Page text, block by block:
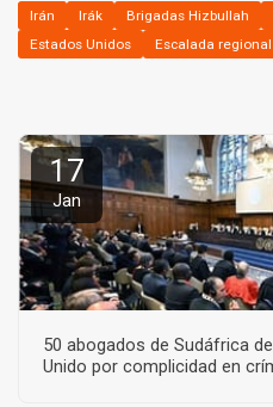
Irán Irák Brigadas Hizbullah
Estados Unidos
Escalada regional
17
Jan
50 abogados de Sudáfrica
Unido por complicidad en